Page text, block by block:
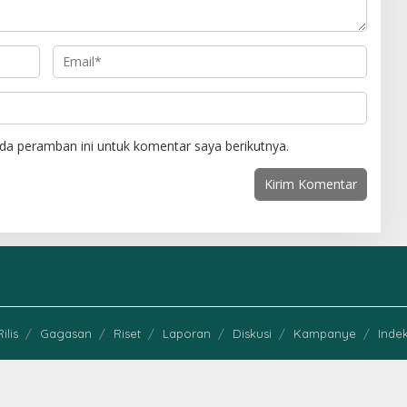
peramban ini untuk komentar saya berikutnya.
Gagasan Riset Laporan Diskusi Kampanye